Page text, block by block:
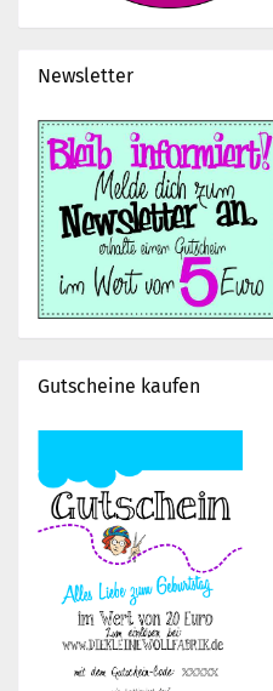
Newsletter
Gutscheine kaufen